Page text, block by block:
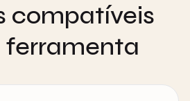
compatíveis